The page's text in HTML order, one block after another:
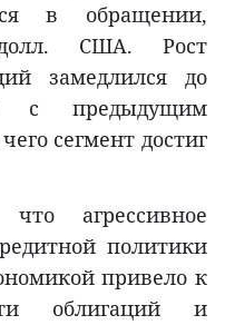
в обращении,
США. Рост
замедлился до
с предыдущим
сегмент достиг
агрессивное
политики
привело к
облигаций и